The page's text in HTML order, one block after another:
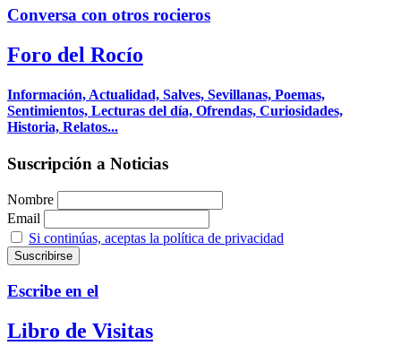
Conversa con otros rocieros
Foro del Rocío
Información, Actualidad, Salves, Sevillanas, Poemas,
Sentimientos, Lecturas del día, Ofrendas, Curiosidades,
Historia, Relatos...
Suscripción a Noticias
Nombre
Email
Si continúas, aceptas la política de privacidad
Escribe en el
Libro de Visitas